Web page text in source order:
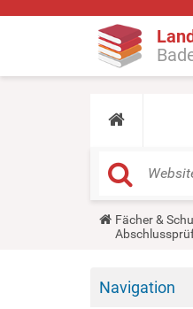
Y
e
Fächer &
Navigation